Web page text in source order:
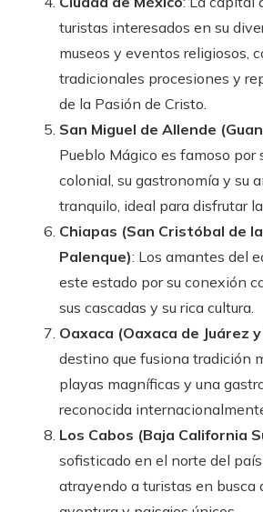
turistas interesados en su
museos y eventos religiosos,
tradicionales procesiones y
de la Pasión de Cristo.
San Miguel de Allende
Pueblo Mágico es famoso por
colonial, su gastronomía y su
tranquilo, ideal para disfrutar
Chiapas (San Cristóbal de
Palenque): Los amantes del
este estado por su conexión
sus cascadas y su rica cultura.
Oaxaca (Oaxaca de Juárez
destino que fusiona tradición
playas magníficas y una
reconocida
Los Cabos (Baja California
sofisticado en el norte del
atrayendo a turistas en busca